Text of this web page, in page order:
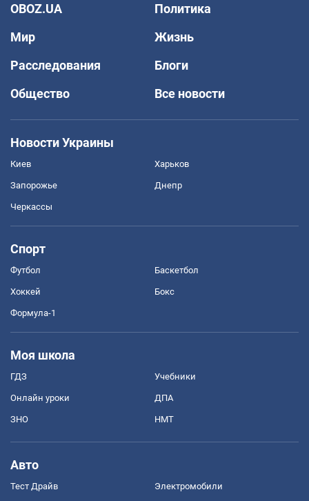
OBOZ.UA
Политика
Мир
Жизнь
Расследования
Блоги
Общество
Все новости
Новости Украины
Киев Харьков
Запорожье Днепр
Черкассы
Спорт
Футбол Баскетбол
Хоккей Бокс
Формула-1
Моя школа
ГДЗ Учебники
Онлайн уроки ДПА
ЗНО НМТ
Авто
Тест Драйв Электромобили